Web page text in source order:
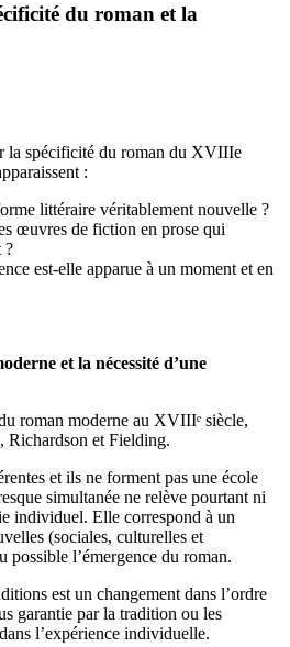
du roman et la
la spécificité du roman du XVIIIe
:
littéraire véritablement nouvelle ?
œuvres de fiction en prose qui
?
est-elle apparue à un moment et en
et la nécessité d’une
roman moderne au XVIIIᵉ siècle,
Richardson et Fielding.
et ils ne forment pas une école
simultanée ne relève pourtant ni
individuel. Elle correspond à un
(sociales, culturelles et
possible l’émergence du roman.
est un changement dans l’ordre
garantie par la tradition ou les
l’expérience individuelle.